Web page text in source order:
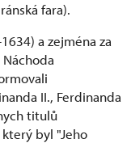
fara).
a zejména za
II., Ferdinanda
titulů
byl "Jeho